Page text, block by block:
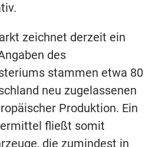
zeichnet derzeit ein
des
stammen etwa 80
neu zugelassenen
Produktion. Ein
fließt somit
die zumindest in